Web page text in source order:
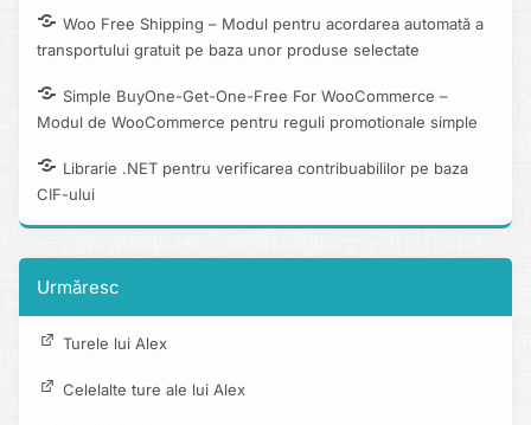
Woo Free Shipping – Modul pentru acordarea automată a
transportului gratuit pe baza unor produse selectate
Simple BuyOne-Get-One-Free For WooCommerce –
Modul de WooCommerce pentru reguli promotionale simple
Librarie .NET pentru verificarea contribuabililor pe baza
CIF-ului
Urmăresc
Turele lui Alex
Celelalte ture ale lui Alex